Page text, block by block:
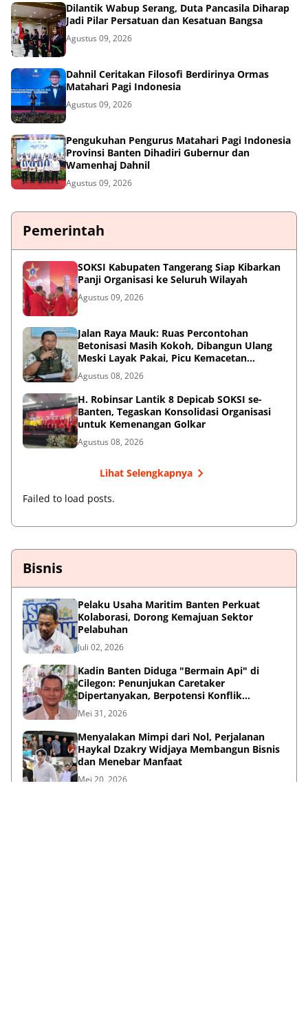
Dilantik Wabup Serang, Duta Pancasila Diharap
Jadi Pilar Persatuan dan Kesatuan Bangsa
Agustus 09, 2026
Dahnil Ceritakan Filosofi Berdirinya Ormas
Matahari Pagi Indonesia
Agustus 09, 2026
Pengukuhan Pengurus Matahari Pagi Indonesia
Provinsi Banten Dihadiri Gubernur dan
Wamenhaj Dahnil
Agustus 09, 2026
Pemerintah
SOKSI Kabupaten Tangerang Siap Kibarkan
Panji Organisasi ke Seluruh Wilayah
Agustus 09, 2026
Jalan Raya Mauk: Ruas Percontohan
Betonisasi Masih Kokoh, Dibangun Ulang
Meski Layak Pakai, Picu Kemacetan
Panjang
Agustus 08, 2026
H. Robinsar Lantik 8 Depicab SOKSI se-
Banten, Tegaskan Konsolidasi Organisasi
untuk Kemenangan Golkar
Agustus 08, 2026
Lihat Selengkapnya
Failed to load posts.
Bisnis
Pelaku Usaha Maritim Banten Perkuat
Kolaborasi, Dorong Kemajuan Sektor
Pelabuhan
Juli 02, 2026
Kadin Banten Diduga "Bermain Api" di
Cilegon: Penunjukan Caretaker
Dipertanyakan, Berpotensi Konflik
Kepentingan
Mei 31, 2026
Menyalakan Mimpi dari Nol, Perjalanan
Haykal Dzakry Widjaya Membangun Bisnis
dan Menebar Manfaat
Mei 20, 2026